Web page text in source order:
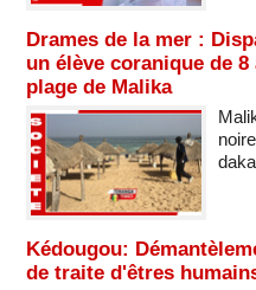
Drames de la mer :
un élève coranique de
plage de Malika
Kédougou:
de traite d'êtres